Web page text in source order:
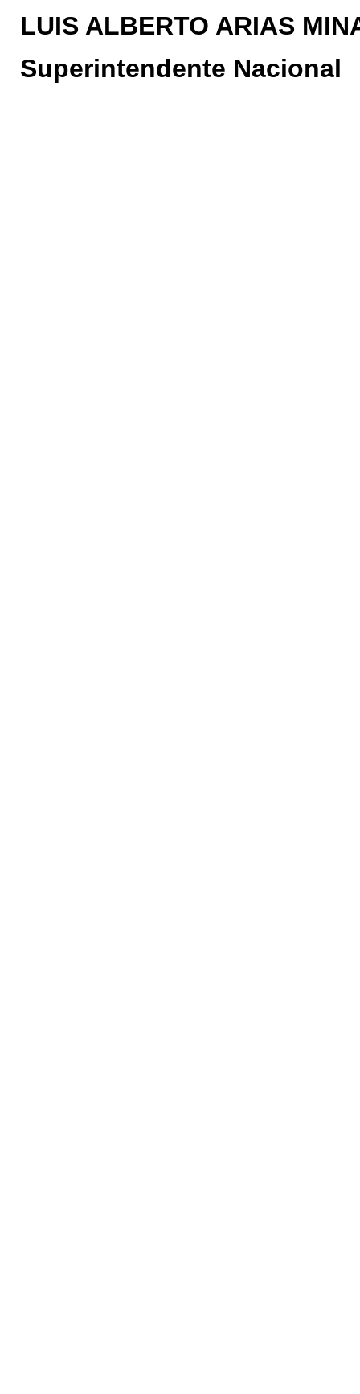
LUIS ALBERTO ARIAS
Superintendente Nacional